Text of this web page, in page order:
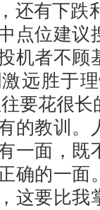
还有下跌
点位建议
机者不顾
远胜于
要花很
的教训。
一面，既
确的一面
这要比我